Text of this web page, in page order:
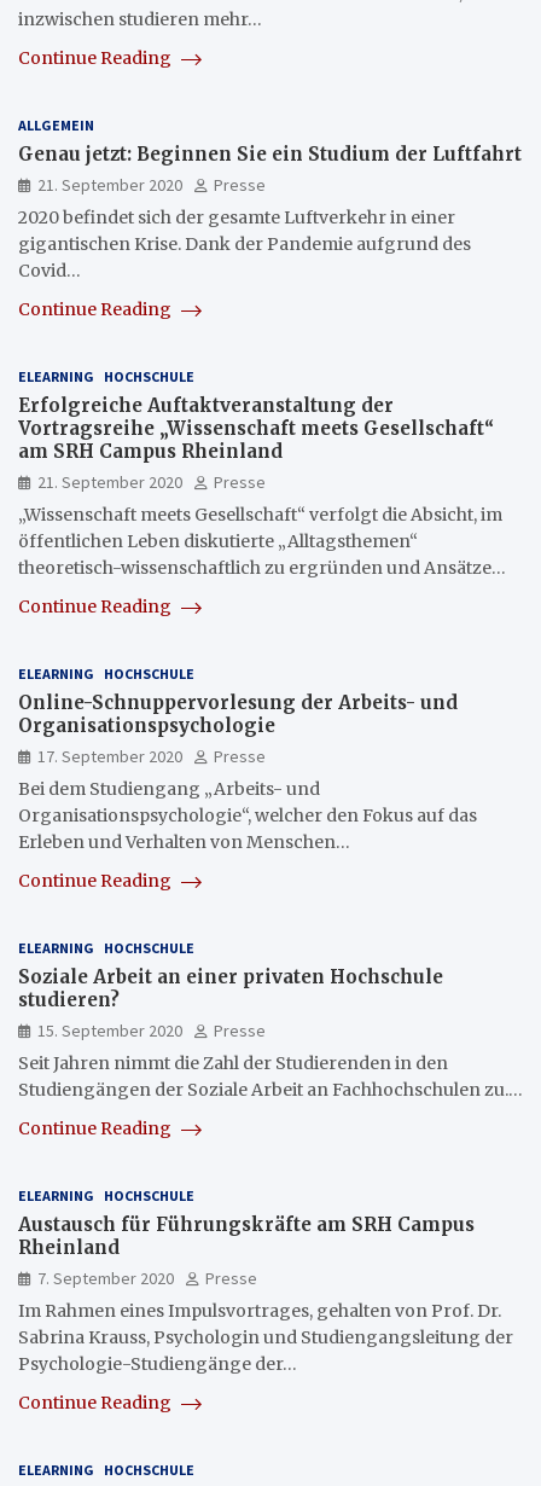
inzwischen studieren mehr…
Continue Reading
ALLGEMEIN
Genau jetzt: Beginnen Sie ein Studium der Luftfahrt
21. September 2020
Presse
2020 befindet sich der gesamte Luftverkehr in einer
gigantischen Krise. Dank der Pandemie aufgrund des
Covid…
Continue Reading
ELEARNING HOCHSCHULE
Erfolgreiche Auftaktveranstaltung der
Vortragsreihe „Wissenschaft meets Gesellschaft“
am SRH Campus Rheinland
21. September 2020
Presse
„Wissenschaft meets Gesellschaft“ verfolgt die Absicht, im
öffentlichen Leben diskutierte „Alltagsthemen“
theoretisch-wissenschaftlich zu ergründen und Ansätze…
Continue Reading
ELEARNING HOCHSCHULE
Online-Schnuppervorlesung der Arbeits- und
Organisationspsychologie
17. September 2020
Presse
Bei dem Studiengang „Arbeits- und
Organisationspsychologie“, welcher den Fokus auf das
Erleben und Verhalten von Menschen…
Continue Reading
ELEARNING HOCHSCHULE
Soziale Arbeit an einer privaten Hochschule
studieren?
15. September 2020
Presse
Seit Jahren nimmt die Zahl der Studierenden in den
Studiengängen der Soziale Arbeit an Fachhochschulen zu.…
Continue Reading
ELEARNING HOCHSCHULE
Austausch für Führungskräfte am SRH Campus
Rheinland
7. September 2020
Presse
Im Rahmen eines Impulsvortrages, gehalten von Prof. Dr.
Sabrina Krauss, Psychologin und Studiengangsleitung der
Psychologie-Studiengänge der…
Continue Reading
ELEARNING HOCHSCHULE